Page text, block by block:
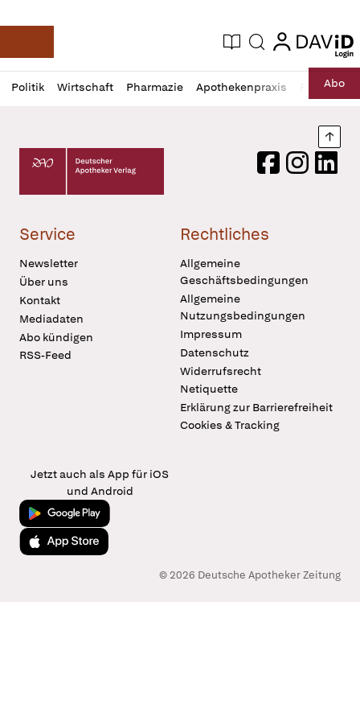
Deutsche Apotheker Zeitung
Aktuelle Ausgabe
Suche login
login
Politik Wirtschaft Pharmazie Apothekenpraxis RechtAbo
Profil
öffnen
Daz
Pur
Deutscher Apotheker Verlag Logo
FacebookInstagram
Service
Newsletter
Über uns
Kontakt
Mediadaten
Abo kündigen
RSS-Feed
Rechtliches
Allgemeine
Geschäftsbedingungen
Allgemeine
Nutzungsbedingungen
Impressum
Datenschutz
Widerrufsrecht
Netiquette
Erklärung zur Barrierefreiheit
Cookies & Tracking
Jetzt auch als App für iOS
und Android
Jetzt bei Google Play
Laden im App Store
© 2026 Deutsche Apotheker Zeitung